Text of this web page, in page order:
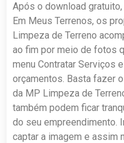
Após o download
Em Meus Terrenos, os
Limpeza de Terreno
ao fim por meio de fotos
menu Contratar Serviços
orçamentos. Basta fazer
da MP Limpeza de
também podem ficar
do seu empreendimento.
captar a imagem e assim